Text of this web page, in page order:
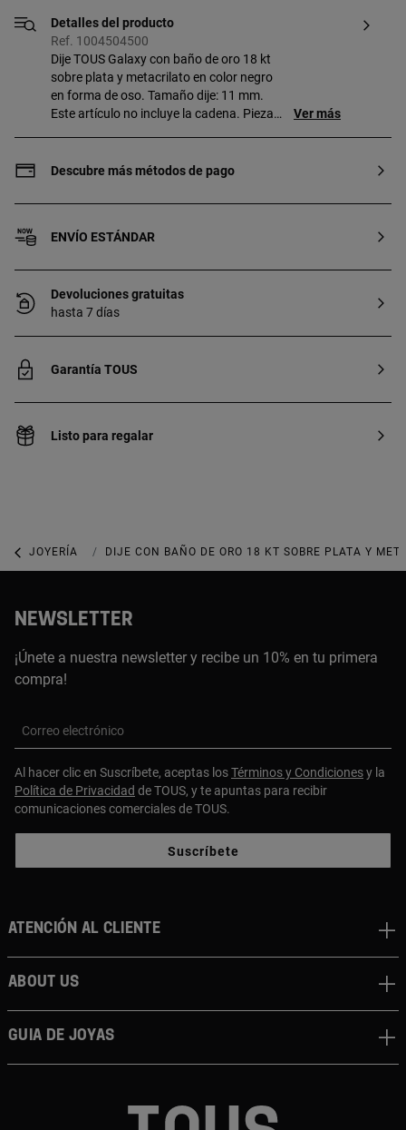
Detalles del producto
Ref. 1004504500
Dije TOUS Galaxy con baño de oro 18 kt
sobre plata y metacrilato en color negro
en forma de oso. Tamaño dije: 11 mm.
Este artículo no incluye la cadena. Pieza
espesor. Esta calidad garantiza una
Ver más
Descubre más métodos de pago
ENVÍO ESTÁNDAR
Devoluciones gratuitas
hasta 7 días
Garantía TOUS
Listo para regalar
JOYERÍA JOYAS BAÑADAS DE ORO
DIJE CON BAÑO DE ORO 18 KT SOBRE PLATA Y
NEWSLETTER
¡Únete a nuestra newsletter y recibe un 10% en tu primera
compra!
Correo electrónico
Al hacer clic en Suscríbete, aceptas losTérminos y Condicionesy la
Política de Privacidad de TOUS, y te apuntas para recibir
comunicaciones comerciales de TOUS.
Suscríbete
Atención al cliente
About us
Guia de joyas